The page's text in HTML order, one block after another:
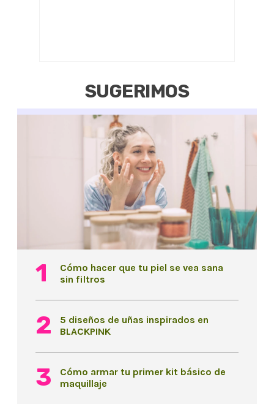
SUGERIMOS
Cómo hacer que tu piel se vea sana
sin filtros
5 diseños de uñas inspirados en
BLACKPINK
Cómo armar tu primer kit básico de
maquillaje